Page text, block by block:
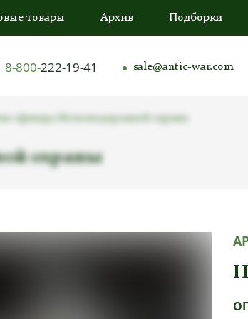
товары Архив Подборки
8-800-222-19-41 sale@antic-war.com
охраны